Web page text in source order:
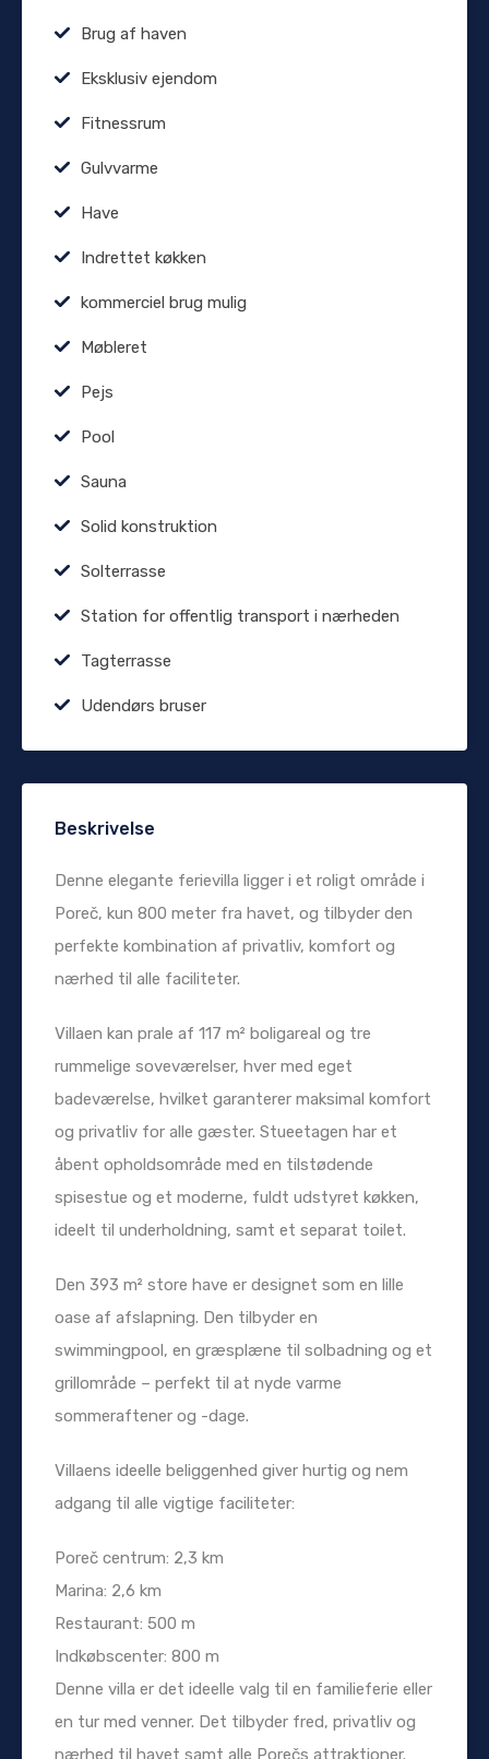
Brug af haven
Eksklusiv ejendom
Fitnessrum
Gulvvarme
Have
Indrettet køkken
kommerciel brug mulig
Møbleret
Pejs
Pool
Sauna
Solid konstruktion
Solterrasse
Station for offentlig transport i nærheden
Tagterrasse
Udendørs bruser
Beskrivelse
Denne elegante ferievilla ligger i et roligt område i
Poreč, kun 800 meter fra havet, og tilbyder den
perfekte kombination af privatliv, komfort og
nærhed til alle faciliteter.
Villaen kan prale af 117 m² boligareal og tre
rummelige soveværelser, hver med eget
badeværelse, hvilket garanterer maksimal komfort
og privatliv for alle gæster. Stueetagen har et
åbent opholdsområde med en tilstødende
spisestue og et moderne, fuldt udstyret køkken,
ideelt til underholdning, samt et separat toilet.
Den 393 m² store have er designet som en lille
oase af afslapning. Den tilbyder en
swimmingpool, en græsplæne til solbadning og et
grillområde – perfekt til at nyde varme
sommeraftener og -dage.
Villaens ideelle beliggenhed giver hurtig og nem
adgang til alle vigtige faciliteter:
Poreč centrum: 2,3 km
Marina: 2,6 km
Restaurant: 500 m
Indkøbscenter: 800 m
Denne villa er det ideelle valg til en familieferie eller
en tur med venner. Det tilbyder fred, privatliv og
nærhed til havet samt alle Porečs attraktioner.